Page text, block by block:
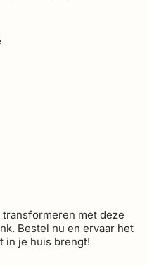
met deze
Bestel nu en ervaar het
in je huis brengt!